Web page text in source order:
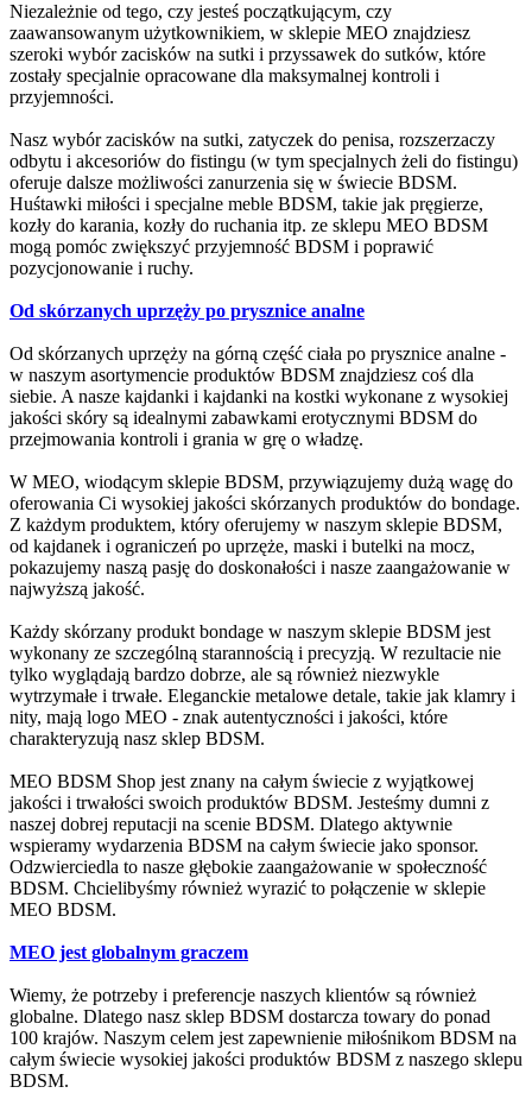
Niezależnie od tego, czy jesteś początkującym, czy
zaawansowanym użytkownikiem, w sklepie MEO znajdziesz
szeroki wybór zacisków na sutki i przyssawek do sutków, które
zostały specjalnie opracowane dla maksymalnej kontroli i
przyjemności.
Nasz wybór zacisków na sutki, zatyczek do penisa, rozszerzaczy
odbytu i akcesoriów do fistingu (w tym specjalnych żeli do fistingu)
oferuje dalsze możliwości zanurzenia się w świecie BDSM.
Huśtawki miłości i specjalne meble BDSM, takie jak pręgierze,
kozły do karania, kozły do ruchania itp. ze sklepu MEO BDSM
mogą pomóc zwiększyć przyjemność BDSM i poprawić
pozycjonowanie i ruchy.
Od skórzanych uprzęży po prysznice analne
Od skórzanych uprzęży na górną część ciała po prysznice analne -
w naszym asortymencie produktów BDSM znajdziesz coś dla
siebie. A nasze kajdanki i kajdanki na kostki wykonane z wysokiej
jakości skóry są idealnymi zabawkami erotycznymi BDSM do
przejmowania kontroli i grania w grę o władzę.
W MEO, wiodącym sklepie BDSM, przywiązujemy dużą wagę do
oferowania Ci wysokiej jakości skórzanych produktów do bondage.
Z każdym produktem, który oferujemy w naszym sklepie BDSM,
od kajdanek i ograniczeń po uprzęże, maski i butelki na mocz,
pokazujemy naszą pasję do doskonałości i nasze zaangażowanie w
najwyższą jakość.
Każdy skórzany produkt bondage w naszym sklepie BDSM jest
wykonany ze szczególną starannością i precyzją. W rezultacie nie
tylko wyglądają bardzo dobrze, ale są również niezwykle
wytrzymałe i trwałe. Eleganckie metalowe detale, takie jak klamry i
nity, mają logo MEO - znak autentyczności i jakości, które
charakteryzują nasz sklep BDSM.
MEO BDSM Shop jest znany na całym świecie z wyjątkowej
jakości i trwałości swoich produktów BDSM. Jesteśmy dumni z
naszej dobrej reputacji na scenie BDSM. Dlatego aktywnie
wspieramy wydarzenia BDSM na całym świecie jako sponsor.
Odzwierciedla to nasze głębokie zaangażowanie w społeczność
BDSM. Chcielibyśmy również wyrazić to połączenie w sklepie
MEO BDSM.
MEO jest globalnym graczem
Wiemy, że potrzeby i preferencje naszych klientów są również
globalne. Dlatego nasz sklep BDSM dostarcza towary do ponad
100 krajów. Naszym celem jest zapewnienie miłośnikom BDSM na
całym świecie wysokiej jakości produktów BDSM z naszego sklepu
BDSM.